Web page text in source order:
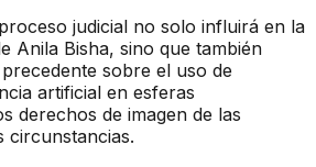
judicial no solo influirá en la
Anila Bisha, sino que también
sobre el uso de
artificial en esferas
derechos de imagen de las
circunstancias.